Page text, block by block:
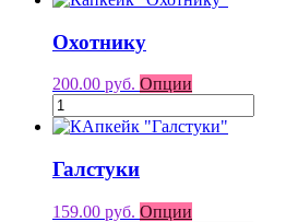
Охотнику
200.00 руб. Опции
Галстуки
159.00 руб. Опции